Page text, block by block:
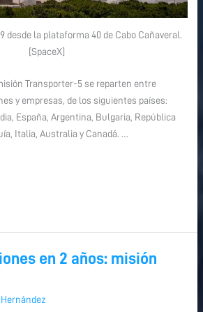
desde la plataforma 40 de Cabo Cañaveral.
[SpaceX]
Transporter-5 se reparten entre
y empresas, de los siguientes países:
España, Argentina, Bulgaria, República
Italia, Australia y Canadá. …
en 2 años: misión